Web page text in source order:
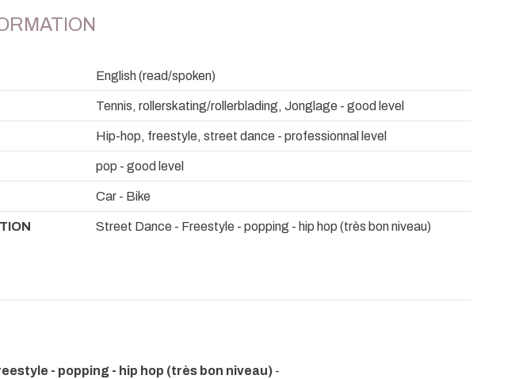
English (read/spoken)
Tennis, rollerskating/rollerblading, Jonglage - good level
Hip-hop, freestyle, street dance - professionnal level
pop - good level
Car - Bike
Street Dance - Freestyle - popping - hip hop (très bon niveau)
- popping - hip hop (très bon niveau) -